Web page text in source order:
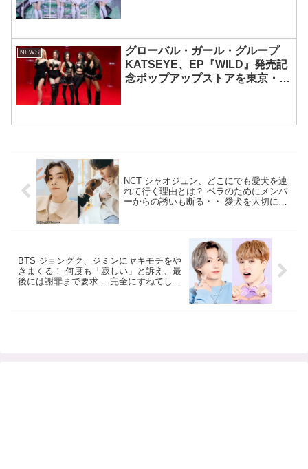
NEWS
グローバル・ガール・グループ
KATSEYE、EP『WILD』発売記
念ポップアップストアを東京・原
NCT シャオジュン、どこにでも愛犬を連
れて行く理由とは？ ベラのためにメンバ
ーからの誘いも断る・・ 愛犬を大切に思
BTS ジョングク、ジミンにヤキモチをや
きまくる！ 何度も「寂しい」と訴え、最
後には謝罪まで要求… 完全にすねてしま